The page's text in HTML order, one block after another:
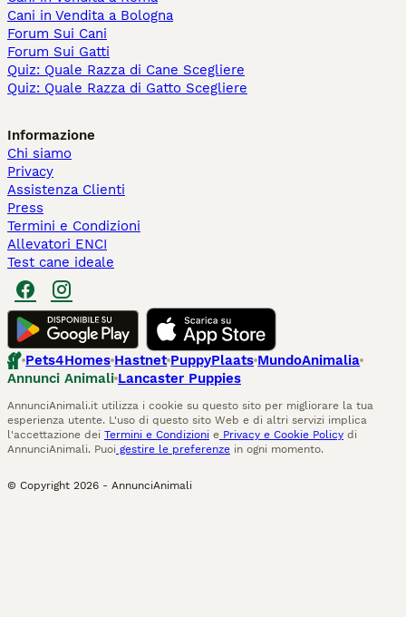
Cani in Vendita a Bologna
Forum Sui Cani
Forum Sui Gatti
Quiz: Quale Razza di Cane Scegliere
Quiz: Quale Razza di Gatto Scegliere
Informazione
Chi siamo
Privacy
Assistenza Clienti
Press
Termini e Condizioni
Allevatori ENCI
Test cane ideale
Pets4Homes Hastnet PuppyPlaats MundoAnimalia
Annunci Animali Lancaster Puppies
AnnunciAnimali.it utilizza i cookie su questo sito per migliorare la tua
esperienza utente. L'uso di questo sito Web e di altri servizi implica
l'accettazione dei Termini e Condizioni e Privacy e Cookie Policy di
AnnunciAnimali. Puoi gestire le preferenze in ogni momento.
© Copyright 2026 - AnnunciAnimali